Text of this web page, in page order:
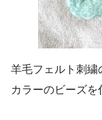
羊毛フェルト刺繍
カラーのビーズを